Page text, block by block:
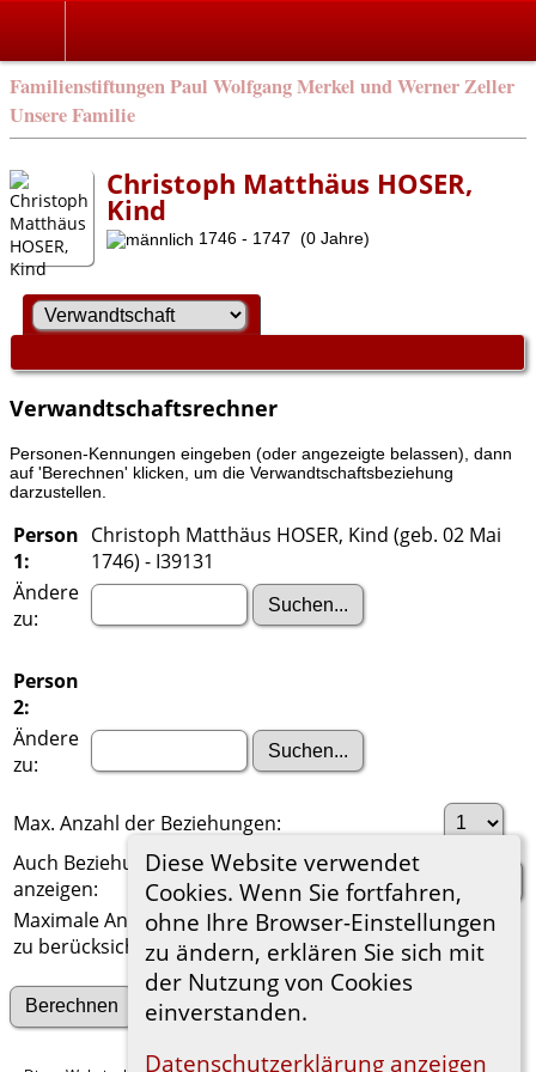
Familienstiftungen Paul Wolfgang Merkel und Werner Zeller
Unsere Familie
Diese Website verwendet
Cookies. Wenn Sie fortfahren,
ohne Ihre Browser-Einstellungen
zu ändern, erklären Sie sich mit
der Nutzung von Cookies
einverstanden.
Datenschutzerklärung anzeigen
Christoph Matthäus HOSER,
Kind
1746 - 1747 (0 Jahre)
Verwandtschaftsrechner
Personen-Kennungen eingeben (oder angezeigte belassen), dann
auf 'Berechnen' klicken, um die Verwandtschaftsbeziehung
darzustellen.
Person
1:
Christoph Matthäus HOSER, Kind (geb. 02 Mai
1746) - I39131
Ändere
zu:
Person
2:
Ändere
zu:
Max. Anzahl der Beziehungen:
Auch Beziehungen über einen Ehepartner
anzeigen:
Maximale Anzahl der
zu berücksichtigenden Generationen:
Suche nach anderen Verbindungen